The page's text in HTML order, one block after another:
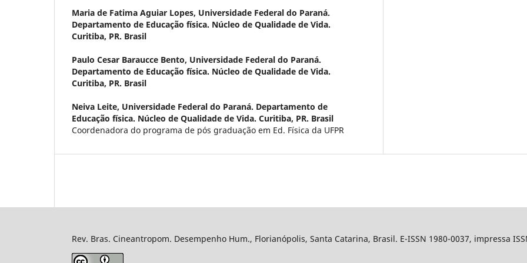
Maria de Fatima Aguiar Lopes, Universidade Federal do Paraná.
Departamento de Educação física. Núcleo de Qualidade de Vida.
Curitiba, PR. Brasil
Paulo Cesar Baraucce Bento, Universidade Federal do Paraná.
Departamento de Educação física. Núcleo de Qualidade de Vida.
Curitiba, PR. Brasil
Neiva Leite, Universidade Federal do Paraná. Departamento de
Educação física. Núcleo de Qualidade de Vida. Curitiba, PR. Brasil
Coordenadora do programa de pós graduação em Ed. Física da UFPR
Rev. Bras. Cineantropom. Desempenho Hum., Florianópolis, Santa Catarina, Brasil. E-ISSN 1980-0037, impressa